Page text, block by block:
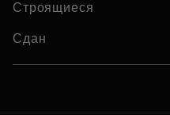
Строящиеся
Сдан